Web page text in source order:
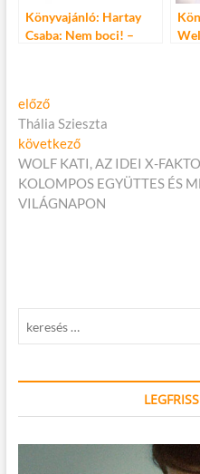
Könyvajánló: Hartay
Csaba: Nem boci! –
Bejegyzés
navigáció
előzőElőző
cikk:
Thália Szieszta
következőKövetkező
cikk:
WOLF KATI, AZ IDEI X-
KOLOMPOS EGYÜTTES ÉS
VILÁGNAPON